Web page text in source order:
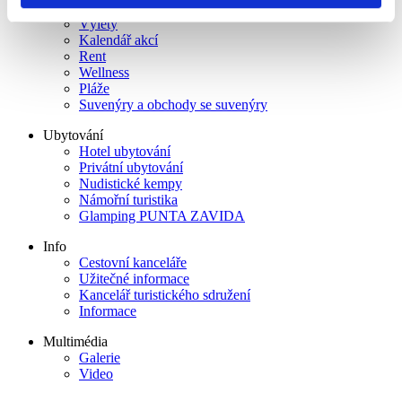
Aktivní turistika
Výlety
Kalendář akcí
Rent
Wellness
Pláže
Suvenýry a obchody se suvenýry
Ubytování
Hotel ubytování
Privátní ubytování
Nudistické kempy
Námořní turistika
Glamping PUNTA ZAVIDA
Info
Cestovní kanceláře
Užitečné informace
Kancelář turistického sdružení
Informace
Multimédia
Galerie
Video